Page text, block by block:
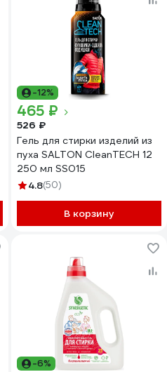
-12%
465 ₽
526 ₽
Гель для стирки изделий из
пуха SALTON CleanTECH 12
250 мл SS015
4.8(50)
В корзину
-6%